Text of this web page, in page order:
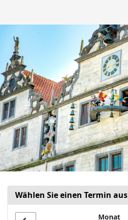
springen
Wählen Sie einen Termin aus
Monat